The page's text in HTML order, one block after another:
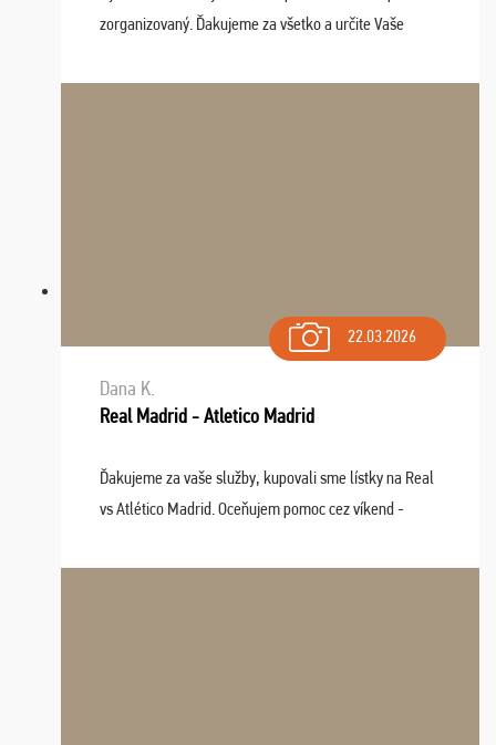
zorganizovaný. Ďakujeme za všetko a určite Vaše
22.03.2026
Dana K.
Real Madrid - Atletico Madrid
Ďakujeme za vaše služby, kupovali sme lístky na Real
vs Atlético Madrid. Oceňujem pomoc cez víkend -
spokojnosti. Sedenie bolo dobré, štadión Barnabéu ...